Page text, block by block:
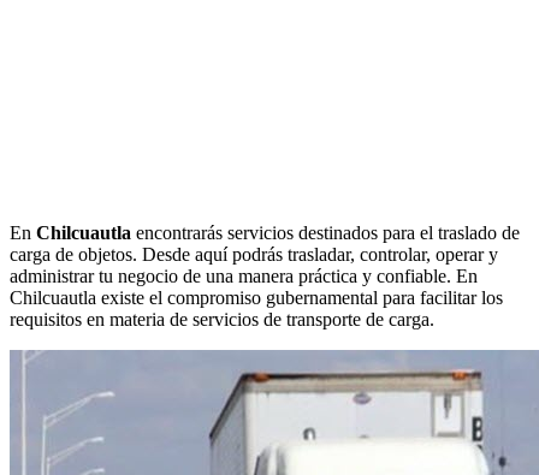
En Chilcuautla encontrarás servicios destinados para el traslado de
carga de objetos. Desde aquí podrás trasladar, controlar, operar y
administrar tu negocio de una manera práctica y confiable. En
Chilcuautla existe el compromiso gubernamental para facilitar los
requisitos en materia de servicios de transporte de carga.